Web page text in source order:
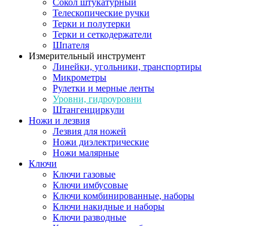
Сокол штукатурный
Телескопические ручки
Терки и полутерки
Терки и сеткодержатели
Шпателя
Измерительный инструмент
Линейки, угольники, транспортиры
Микрометры
Рулетки и мерные ленты
Уровни, гидроуровни
Штангенциркули
Ножи и лезвия
Лезвия для ножей
Ножи диэлектрические
Ножи малярные
Ключи
Ключи газовые
Ключи имбусовые
Ключи комбинированные, наборы
Ключи накидные и наборы
Ключи разводные